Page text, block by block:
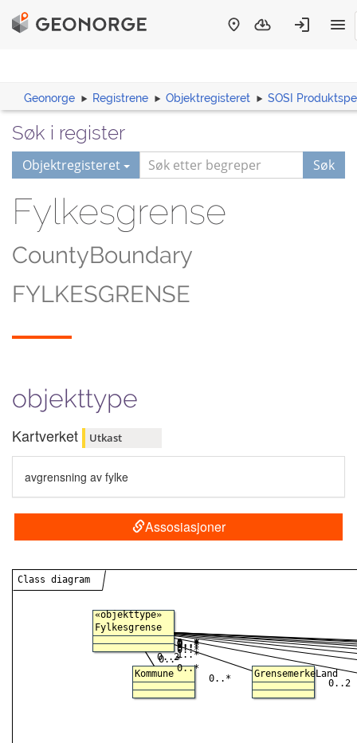
Geonorge Registrene Objektregisteret SOSI
Søk i register
Objektregisteret Søk
Fylkesgrense
CountyBoundary
FYLKESGRENSE
objekttype
Kartverket Utkast
avgrensning av fylke
Assosiasjoner